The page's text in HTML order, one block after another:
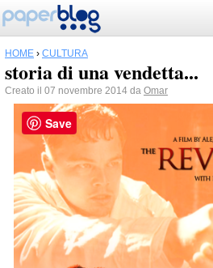
HOME › CULTURA
storia di una vendetta...
Creato il 07 novembre 2014 da Omar
Save